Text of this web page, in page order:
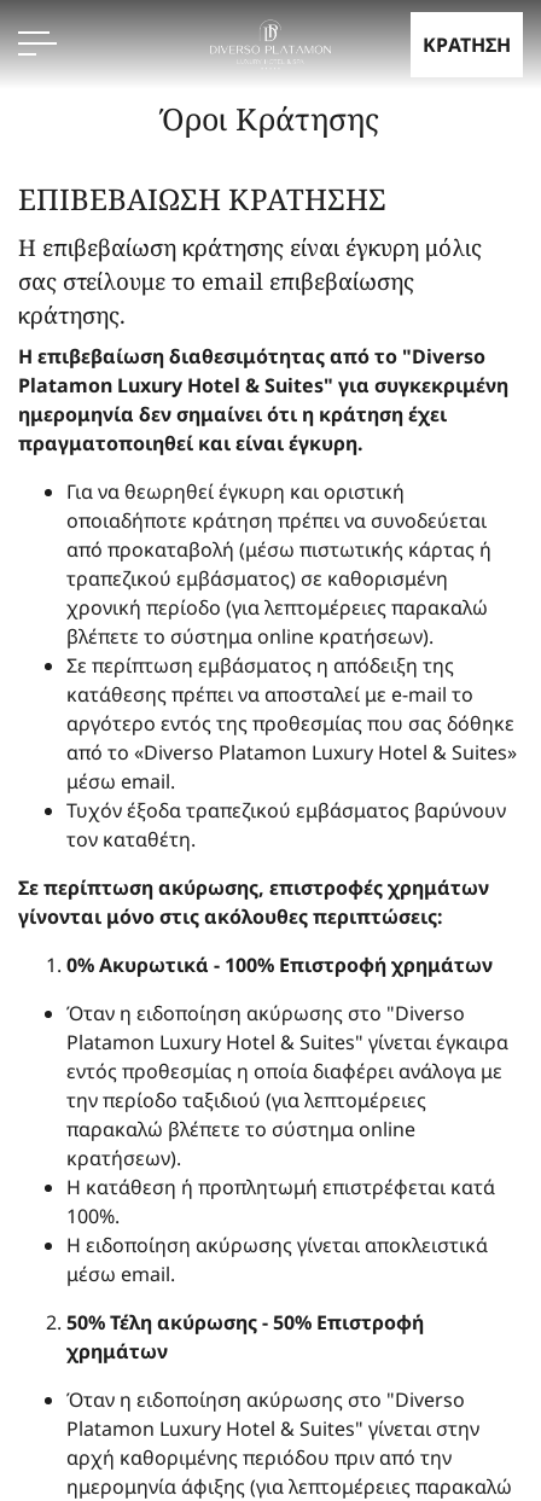
KΡΑΤΗΣΗ
Όροι Κράτησης
ΕΠΙΒΕΒΑΙΩΣΗ ΚΡΑΤΗΣΗΣ
Η επιβεβαίωση κράτησης είναι έγκυρη μόλις
σας στείλουμε το email επιβεβαίωσης
κράτησης.
Η επιβεβαίωση διαθεσιμότητας από το "Diverso
Platamon Luxury Hotel & Suites" για συγκεκριμένη
ημερομηνία δεν σημαίνει ότι η κράτηση έχει
πραγματοποιηθεί και είναι έγκυρη.
Για να θεωρηθεί έγκυρη και οριστική
οποιαδήποτε κράτηση πρέπει να συνοδεύεται
από προκαταβολή (μέσω πιστωτικής κάρτας ή
τραπεζικού εμβάσματος) σε καθορισμένη
χρονική περίοδο (για λεπτομέρειες παρακαλώ
βλέπετε το σύστημα online κρατήσεων).
Σε περίπτωση εμβάσματος η απόδειξη της
κατάθεσης πρέπει να αποσταλεί με e-mail το
αργότερο εντός της προθεσμίας που σας δόθηκε
από το «Diverso Platamon Luxury Hotel & Suites»
μέσω email.
Τυχόν έξοδα τραπεζικού εμβάσματος βαρύνουν
τον καταθέτη.
Σε περίπτωση ακύρωσης, επιστροφές χρημάτων
γίνονται μόνο στις ακόλουθες περιπτώσεις:
0% Ακυρωτικά - 100% Επιστροφή χρημάτων
Όταν η ειδοποίηση ακύρωσης στο "Diverso
Platamon Luxury Hotel & Suites" γίνεται έγκαιρα
εντός προθεσμίας η οποία διαφέρει ανάλογα με
την περίοδο ταξιδιού (για λεπτομέρειες
παρακαλώ βλέπετε το σύστημα online
κρατήσεων).
Η κατάθεση ή προπλητωμή επιστρέφεται κατά
100%.
Η ειδοποίηση ακύρωσης γίνεται αποκλειστικά
μέσω email.
50% Τέλη ακύρωσης - 50% Επιστροφή
χρημάτων
Όταν η ειδοποίηση ακύρωσης στο "Diverso
Platamon Luxury Hotel & Suites" γίνεται στην
αρχή καθοριμένης περιόδου πριν από την
ημερομηνία άφιξης (για λεπτομέρειες παρακαλώ